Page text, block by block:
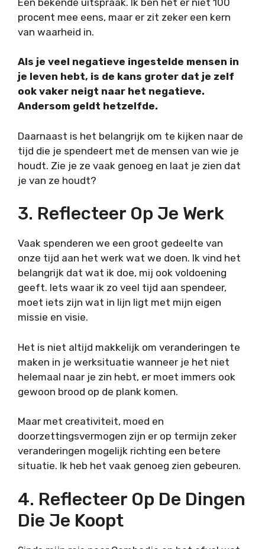
procent mee eens, maar er zit zeker een kern
van waarheid in.
Als je veel negatieve ingestelde mensen in
je leven hebt, is de kans groter dat je zelf
ook vaker neigt naar het negatieve.
Andersom geldt hetzelfde.
Daarnaast is het belangrijk om te kijken naar de
tijd die je spendeert met de mensen van wie je
houdt. Zie je ze vaak genoeg en laat je zien dat
je van ze houdt?
3. Reflecteer Op Je Werk
Vaak spenderen we een groot gedeelte van
onze tijd aan het werk wat we doen. Ik vind het
belangrijk dat wat ik doe, mij ook voldoening
geeft. Iets waar ik zo veel tijd aan spendeer,
moet iets zijn wat in lijn ligt met mijn eigen
missie en visie.
Het is niet altijd makkelijk om veranderingen te
maken in je werksituatie wanneer je het niet
helemaal naar je zin hebt, er moet immers ook
gewoon brood op de plank komen.
Maar met creativiteit, moed en
doorzettingsvermogen zijn er op termijn zeker
veranderingen mogelijk richting een betere
situatie. Ik heb het vaak genoeg zien gebeuren.
4. Reflecteer Op De Dingen
Die Je Koopt